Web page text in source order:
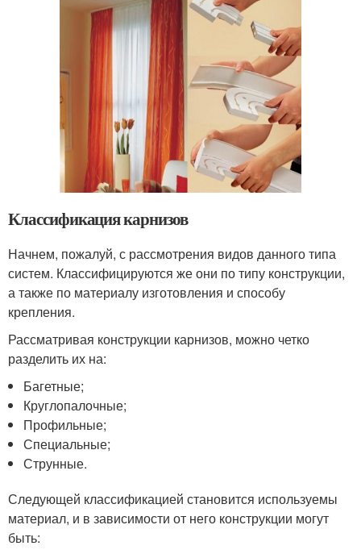
Классификация карнизов
Начнем, пожалуй, с рассмотрения видов данного типа
систем. Классифицируются же они по типу конструкции,
а также по материалу изготовления и способу
крепления.
Рассматривая конструкции карнизов, можно четко
разделить их на:
Багетные;
Круглопалочные;
Профильные;
Специальные;
Струнные.
Следующей классификацией становится используемы
материал, и в зависимости от него конструкции могут
быть: